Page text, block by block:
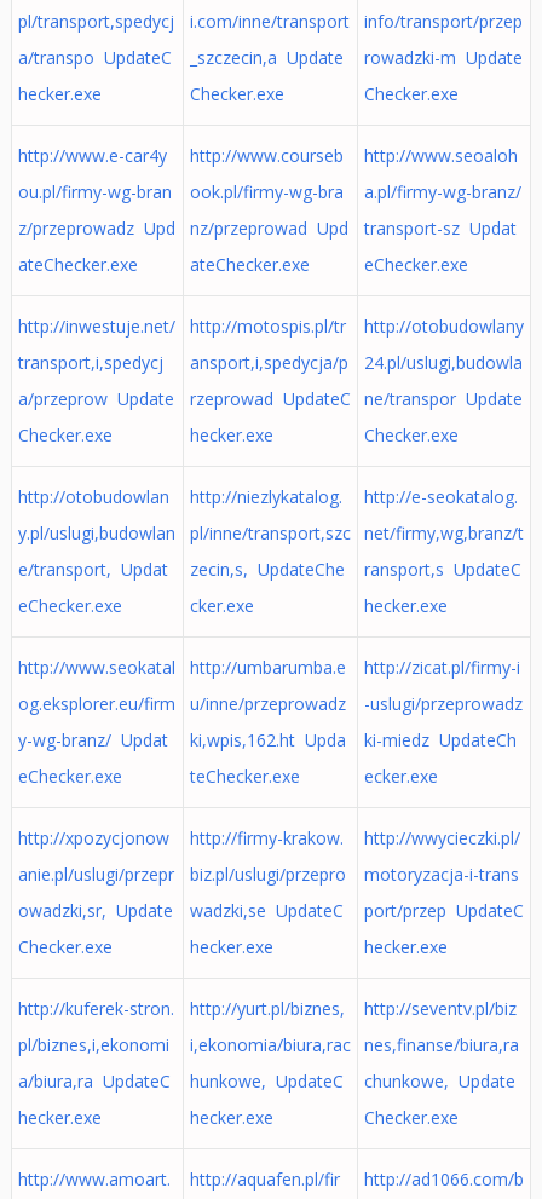
pl/transport,spedycj
a/transpo UpdateC
hecker.exe
i.com/inne/transport
_szczecin,a Update
Checker.exe
info/transport/przep
rowadzki-m Update
Checker.exe
http://www.e-car4y
ou.pl/firmy-wg-bran
z/przeprowadz Upd
ateChecker.exe
http://www.courseb
ook.pl/firmy-wg-bra
nz/przeprowad Upd
ateChecker.exe
http://www.seoaloh
a.pl/firmy-wg-branz/
transport-sz Updat
eChecker.exe
http://inwestuje.net/
transport,i,spedycj
a/przeprow Update
Checker.exe
http://motospis.pl/tr
ansport,i,spedycja/p
rzeprowad UpdateC
hecker.exe
http://otobudowlany
24.pl/uslugi,budowla
ne/transpor Update
Checker.exe
http://otobudowlan
y.pl/uslugi,budowlan
e/transport, Updat
eChecker.exe
http://niezlykatalog.
pl/inne/transport,szc
zecin,s, UpdateChe
cker.exe
http://e-seokatalog.
net/firmy,wg,branz/t
ransport,s UpdateC
hecker.exe
http://www.seokatal
og.eksplorer.eu/firm
y-wg-branz/ Updat
eChecker.exe
http://umbarumba.e
u/inne/przeprowadz
ki,wpis,162.ht Upda
teChecker.exe
http://zicat.pl/firmy-i
-uslugi/przeprowadz
ki-miedz UpdateCh
ecker.exe
http://xpozycjonow
anie.pl/uslugi/przepr
owadzki,sr, Update
Checker.exe
http://firmy-krakow.
biz.pl/uslugi/przepro
wadzki,se UpdateC
hecker.exe
http://wwycieczki.pl/
motoryzacja-i-trans
port/przep UpdateC
hecker.exe
http://kuferek-stron.
pl/biznes,i,ekonomi
a/biura,ra UpdateC
hecker.exe
http://yurt.pl/biznes,
i,ekonomia/biura,rac
hunkowe, UpdateC
hecker.exe
http://seventv.pl/biz
nes,finanse/biura,ra
chunkowe, Update
Checker.exe
http://www.amoart.
http://aquafen.pl/fir
http://ad1066.com/b